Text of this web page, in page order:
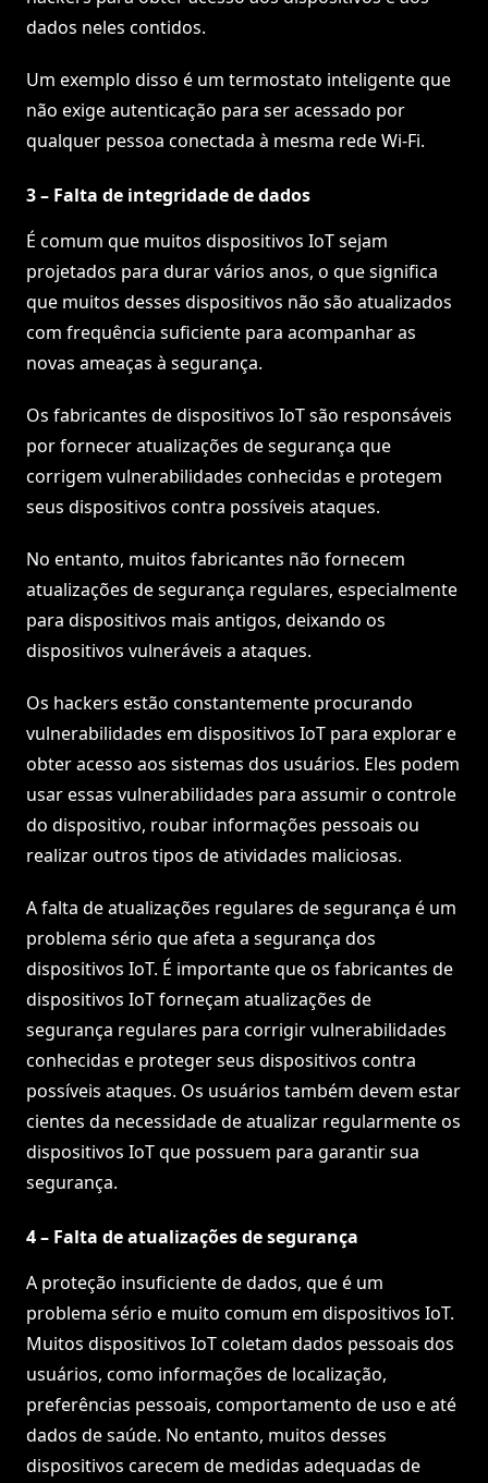
dados neles contidos.
Um exemplo disso é um termostato inteligente que
não exige autenticação para ser acessado por
qualquer pessoa conectada à mesma rede Wi-Fi.
3 – Falta de integridade de dados
É comum que muitos dispositivos IoT sejam
projetados para durar vários anos, o que significa
que muitos desses dispositivos não são atualizados
com frequência suficiente para acompanhar as
novas ameaças à segurança.
Os fabricantes de dispositivos IoT são responsáveis
por fornecer atualizações de segurança que
corrigem vulnerabilidades conhecidas e protegem
seus dispositivos contra possíveis ataques.
No entanto, muitos fabricantes não fornecem
atualizações de segurança regulares, especialmente
para dispositivos mais antigos, deixando os
dispositivos vulneráveis a ataques.
Os hackers estão constantemente procurando
vulnerabilidades em dispositivos IoT para explorar e
obter acesso aos sistemas dos usuários. Eles podem
usar essas vulnerabilidades para assumir o controle
do dispositivo, roubar informações pessoais ou
realizar outros tipos de atividades maliciosas.
A falta de atualizações regulares de segurança é um
problema sério que afeta a segurança dos
dispositivos IoT. É importante que os fabricantes de
dispositivos IoT forneçam atualizações de
segurança regulares para corrigir vulnerabilidades
conhecidas e proteger seus dispositivos contra
possíveis ataques. Os usuários também devem estar
cientes da necessidade de atualizar regularmente os
dispositivos IoT que possuem para garantir sua
segurança.
4 – Falta de atualizações de segurança
A proteção insuficiente de dados, que é um
problema sério e muito comum em dispositivos IoT.
Muitos dispositivos IoT coletam dados pessoais dos
usuários, como informações de localização,
preferências pessoais, comportamento de uso e até
dados de saúde. No entanto, muitos desses
dispositivos carecem de medidas adequadas de